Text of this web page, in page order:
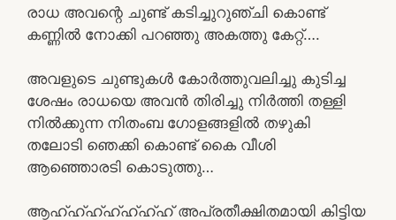
രാധ അവന്റെ ചുണ്ട് കടിച്ചുറുഞ്ചി കൊണ്ട്
കണ്ണിൽ നോക്കി പറഞ്ഞു അകത്തു കേറ്റ്….
അവളുടെ ചുണ്ടുകൾ കോർത്തുവലിച്ചു കുടിച്ച
ശേഷം രാധയെ അവൻ തിരിച്ചു നിർത്തി തള്ളി
നിൽക്കുന്ന നിതംബ ഗോളങ്ങളിൽ തഴുകി
തലോടി ഞെക്കി കൊണ്ട് കൈ വീശി
ആഞ്ഞൊരടി കൊടുത്തു…
ആഹ്ഹ്ഹ്ഹ്ഹ്ഹ്ഹ് അപ്രതീക്ഷിതമായി കിട്ടിയ